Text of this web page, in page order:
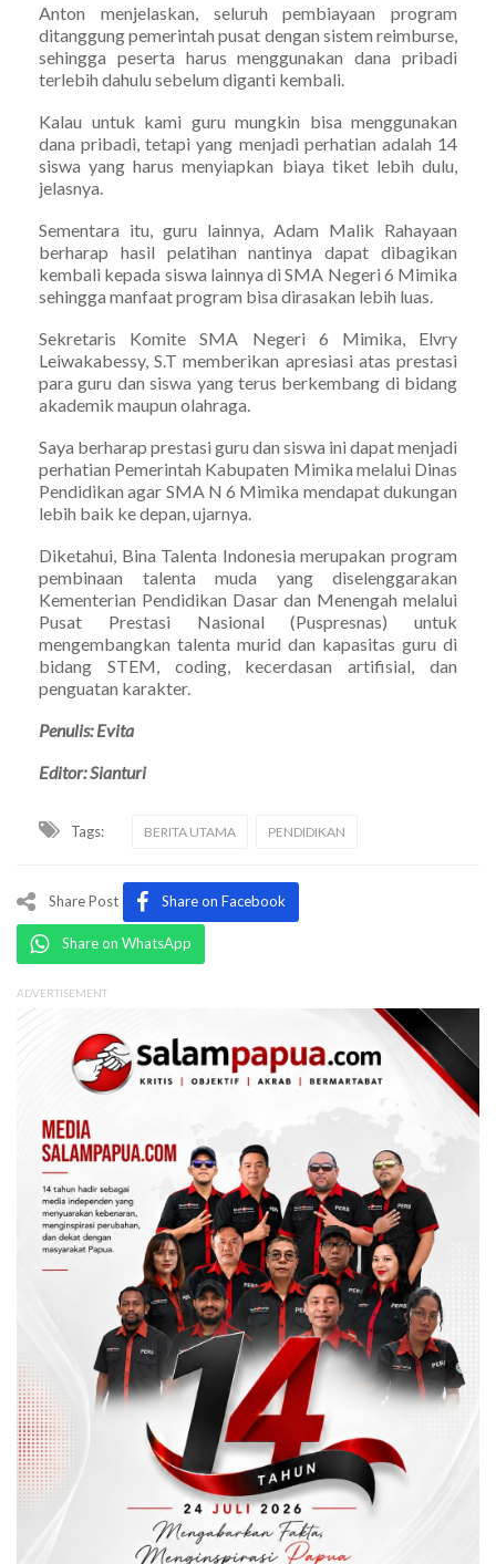
Anton menjelaskan, seluruh pembiayaan program
ditanggung pemerintah pusat dengan sistem reimburse,
sehingga peserta harus menggunakan dana pribadi
terlebih dahulu sebelum diganti kembali.
Kalau untuk kami guru mungkin bisa menggunakan
dana pribadi, tetapi yang menjadi perhatian adalah 14
siswa yang harus menyiapkan biaya tiket lebih dulu,
jelasnya.
Sementara itu, guru lainnya, Adam Malik Rahayaan
berharap hasil pelatihan nantinya dapat dibagikan
kembali kepada siswa lainnya di SMA Negeri 6 Mimika
sehingga manfaat program bisa dirasakan lebih luas.
Sekretaris Komite SMA Negeri 6 Mimika, Elvry
Leiwakabessy, S.T memberikan apresiasi atas prestasi
para guru dan siswa yang terus berkembang di bidang
akademik maupun olahraga.
Saya berharap prestasi guru dan siswa ini dapat menjadi
perhatian Pemerintah Kabupaten Mimika melalui Dinas
Pendidikan agar SMA N 6 Mimika mendapat dukungan
lebih baik ke depan, ujarnya.
Diketahui, Bina Talenta Indonesia merupakan program
pembinaan talenta muda yang diselenggarakan
Kementerian Pendidikan Dasar dan Menengah melalui
Pusat Prestasi Nasional (Puspresnas) untuk
mengembangkan talenta murid dan kapasitas guru di
bidang STEM, coding, kecerdasan artifisial, dan
penguatan karakter.
Penulis: Evita
Editor: Sianturi
Tags: BERITA UTAMA PENDIDIKAN
Share Post Share on Facebook
Share on WhatsApp
ADVERTISEMENT